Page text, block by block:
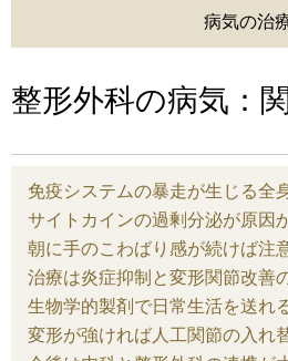
病気の治
整形外科の病気：
免疫システムの暴走が生じる全
サイトカインの過剰分泌が原因
朝に手のこわばり感が続けば注
治療は炎症抑制と変形関節改善
生物学的製剤で日常生活を送れ
変形が強ければ人工関節の入れ